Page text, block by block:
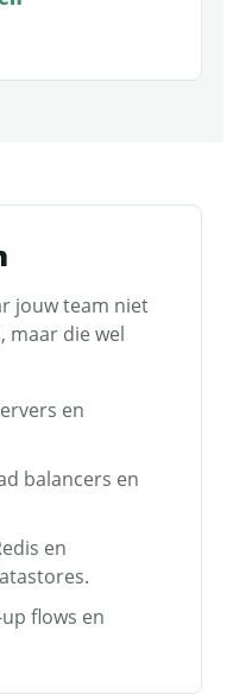
jouw team niet
maar die wel
en
balancers en
en
flows en